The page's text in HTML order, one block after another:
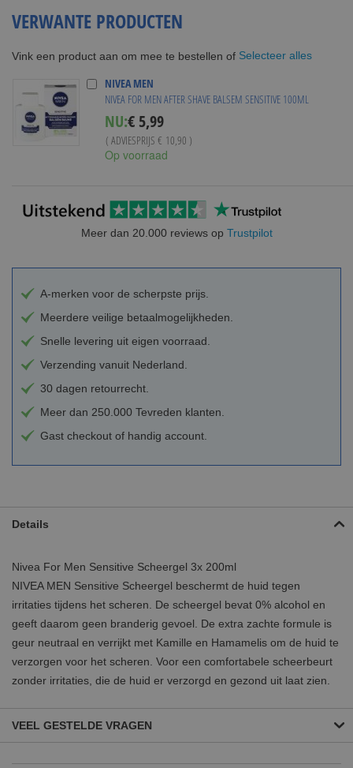
VERWANTE PRODUCTEN
Vink een product aan om mee te bestellen of Selecteer alles
NIVEA MEN
NIVEA FOR MEN AFTER SHAVE BALSEM SENSITIVE 100ML
NU:Special
Price
€ 5,99
( ADVIESPRIJS € 10,90 )
Op voorraad
Meer dan 20.000 reviews op Trustpilot
A-merken voor de scherpste prijs.
Meerdere veilige betaalmogelijkheden.
Snelle levering uit eigen voorraad.
Verzending vanuit Nederland.
30 dagen retourrecht.
Meer dan 250.000 Tevreden klanten.
Gast checkout of handig account.
Details
Nivea For Men Sensitive Scheergel 3x 200ml
NIVEA MEN Sensitive Scheergel beschermt de huid tegen
irritaties tijdens het scheren. De scheergel bevat 0% alcohol en
geeft daarom geen branderig gevoel. De extra zachte formule is
geur neutraal en verrijkt met Kamille en Hamamelis om de huid te
verzorgen voor het scheren. Voor een comfortabele scheerbeurt
zonder irritaties, die de huid er verzorgd en gezond uit laat zien.
VEEL GESTELDE VRAGEN